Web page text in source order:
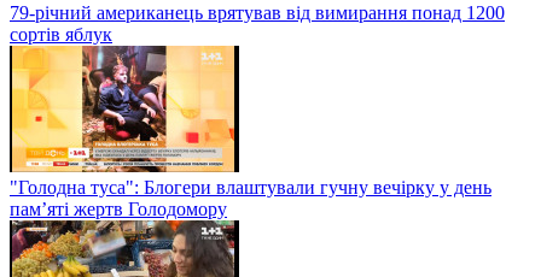
79-річний американець врятував від вимирання понад 1200
сортів яблук
"Голодна туса": Блогери влаштували гучну вечірку у день
пам’яті жертв Голодомору